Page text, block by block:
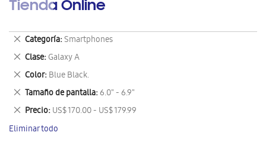
Tienda Online
Categoría Smartphones
Eliminar
este
artículo
Clase Galaxy A
Eliminar
este
artículo
Color Blue Black.
Eliminar
este
artículo
Tamaño de pantalla 6.0" - 6.9"
Eliminar
este
artículo
Precio US$ 170.00 - US$ 179.99
Eliminar
este
artículo
Eliminar todo